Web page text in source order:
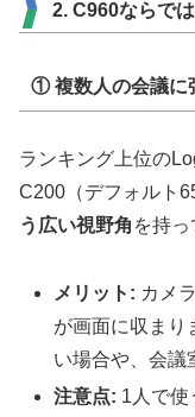
2. C960ならで
① 複数人の会議に
ランキング上位の
C200（デフォルト
う広い視野角 を持っ
メリット: カメ
が画面に収まり
い場合や、会議
注意点: 1人で使